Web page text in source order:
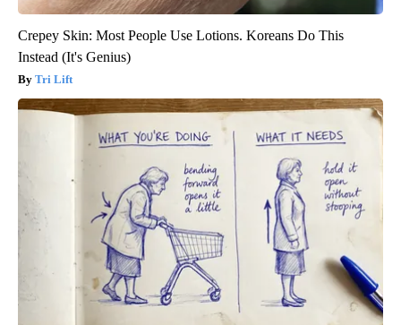
Crepey Skin: Most People Use Lotions. Koreans Do This
Instead (It's Genius)
Tri Lift